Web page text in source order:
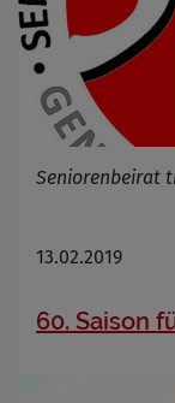
Seniorenbeirat
13.02.2019
60. Saison